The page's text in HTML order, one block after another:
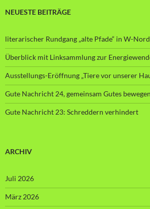
NEUESTE BEITRÄGE
literarischer Rundgang „alte Pfade“ in W-Nord
Überblick mit Linksammlung zur
Ausstellungs-Eröffnung „Tiere vor unserer
Gute Nachricht 24, gemeinsam Gutes
Gute Nachricht 23: Schreddern verhindert
ARCHIV
Juli 2026
März 2026